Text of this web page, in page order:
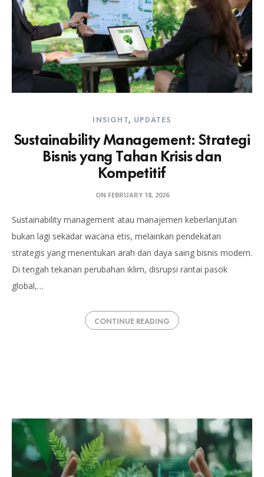
INSIGHT, UPDATES
Sustainability Management: Strategi
Bisnis yang Tahan Krisis dan
Kompetitif
ON FEBRUARY 18, 2026
Sustainability management atau manajemen keberlanjutan
bukan lagi sekadar wacana etis, melainkan pendekatan
strategis yang menentukan arah dan daya saing bisnis modern.
Di tengah tekanan perubahan iklim, disrupsi rantai pasok
global,…
CONTINUE READING